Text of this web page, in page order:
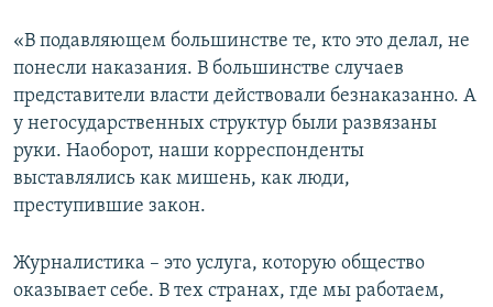
«В подавляющем большинстве те, кто это делал, не
понесли наказания. В большинстве случаев
представители власти действовали безнаказанно. А
у негосударственных структур были развязаны
руки. Наоборот, наши корреспонденты
выставлялись как мишень, как люди,
преступившие закон.
​Журналистика – это услуга, которую общество
оказывает себе. В тех странах, где мы работаем,